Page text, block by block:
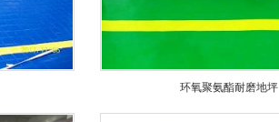
环氧聚氨酯耐磨地坪